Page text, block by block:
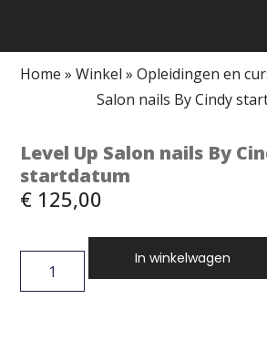
Home » Winkel » Opleidingen en
Salon nails By Cindy
Level Up Salon nails By
startdatum
€ 125,00
In winkelwagen